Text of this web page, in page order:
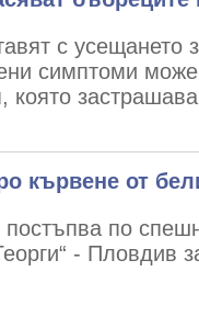
с усещането
симптоми
която
кървене от
по
- Пловдив